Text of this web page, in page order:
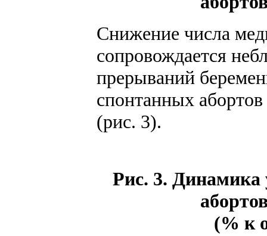
Снижение числа
сопровождается
прерываний
спонтанных
(рис. 3).
Рис. 3. Динамика
(% к